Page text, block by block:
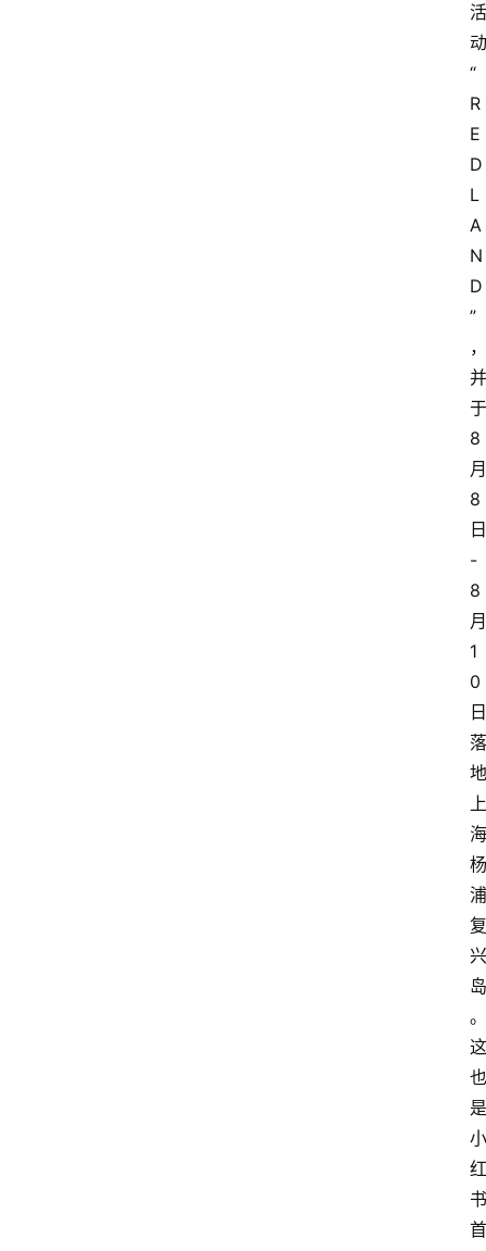
活
动
“
R
E
D
L
A
N
D
”
，
并
于
8
月
8
日
-
8
月
1
0
日
落
地
上
海
杨
浦
复
兴
岛
。
这
也
是
小
红
书
首